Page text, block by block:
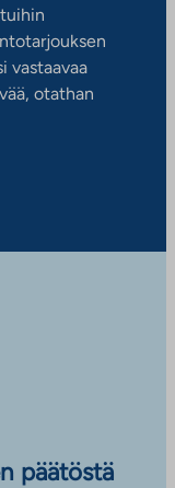
vastaavaa
otathan
päätöstä